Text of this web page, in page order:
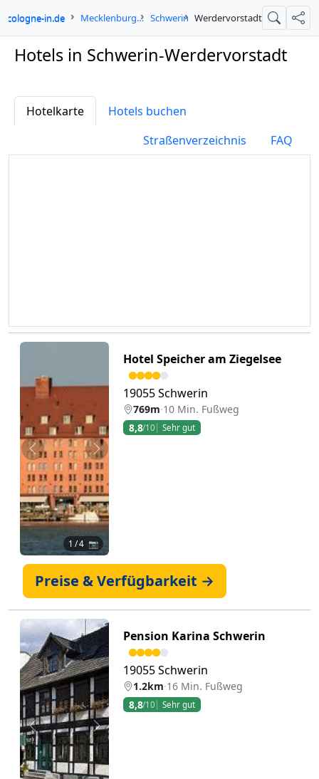
cologne-in.de Mecklenburg-Vorpommern Schwerin Werdervorstadt Suche
Hotels in Schwerin-Werdervorstadt
Hotelkarte
Hotels buchen
Straßenverzeichnis
FAQ
Zurück Weiter
1 / 4 📷
Hotel Speicher am Ziegelsee
19055 Schwerin
769m·10 Min. Fußweg
8,8/10 Sehr gut
Preise & Verfügbarkeit →
Zurück Weiter
Pension Karina Schwerin
19055 Schwerin
1.2km·16 Min. Fußweg
8,8/10 Sehr gut